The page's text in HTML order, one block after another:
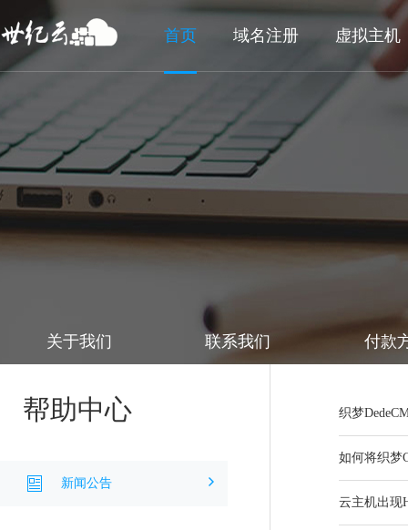
首页 域名注册 虚拟主机
关于我们 联系我们 付款
帮助中心
新闻公告
织梦
如何将织梦
云主机出现